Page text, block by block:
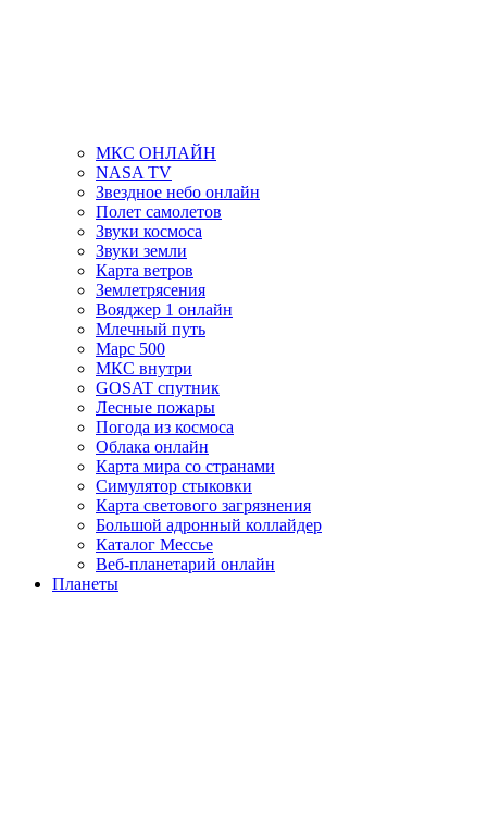
МКС ОНЛАЙН
NASA TV
Звездное небо онлайн
Полет самолетов
Звуки космоса
Звуки земли
Карта ветров
Землетрясения
Вояджер 1 онлайн
Млечный путь
Марс 500
МКС внутри
GOSAT спутник
Лесные пожары
Погода из космоса
Облака онлайн
Карта мира со странами
Симулятор стыковки
Карта светового загрязнения
Большой адронный коллайдер
Каталог Мессье
Веб-планетарий онлайн
Планеты